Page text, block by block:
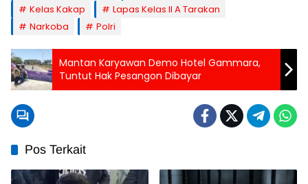
Kelas Kakap
Lapas Kelas II A Tarakan
Narkoba
Polri
Mantan Karyawan Demo Hotel Gammara,
Tuntut Hak Pesangon Dibayar
Pos Terkait